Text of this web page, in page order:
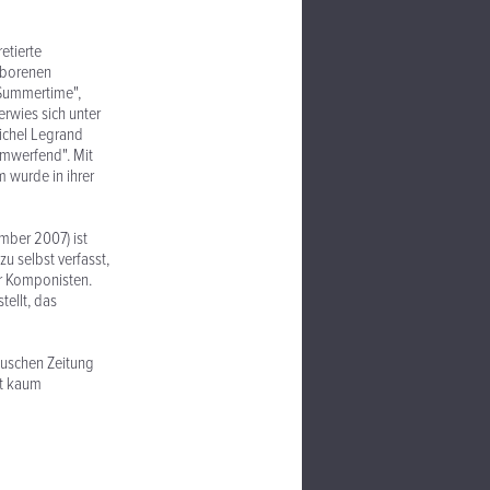
sich unter
Legrand
Mit
wurde in ihrer
2007) ist
selbst verfasst,
Komponisten.
das
Zeitung
kaum